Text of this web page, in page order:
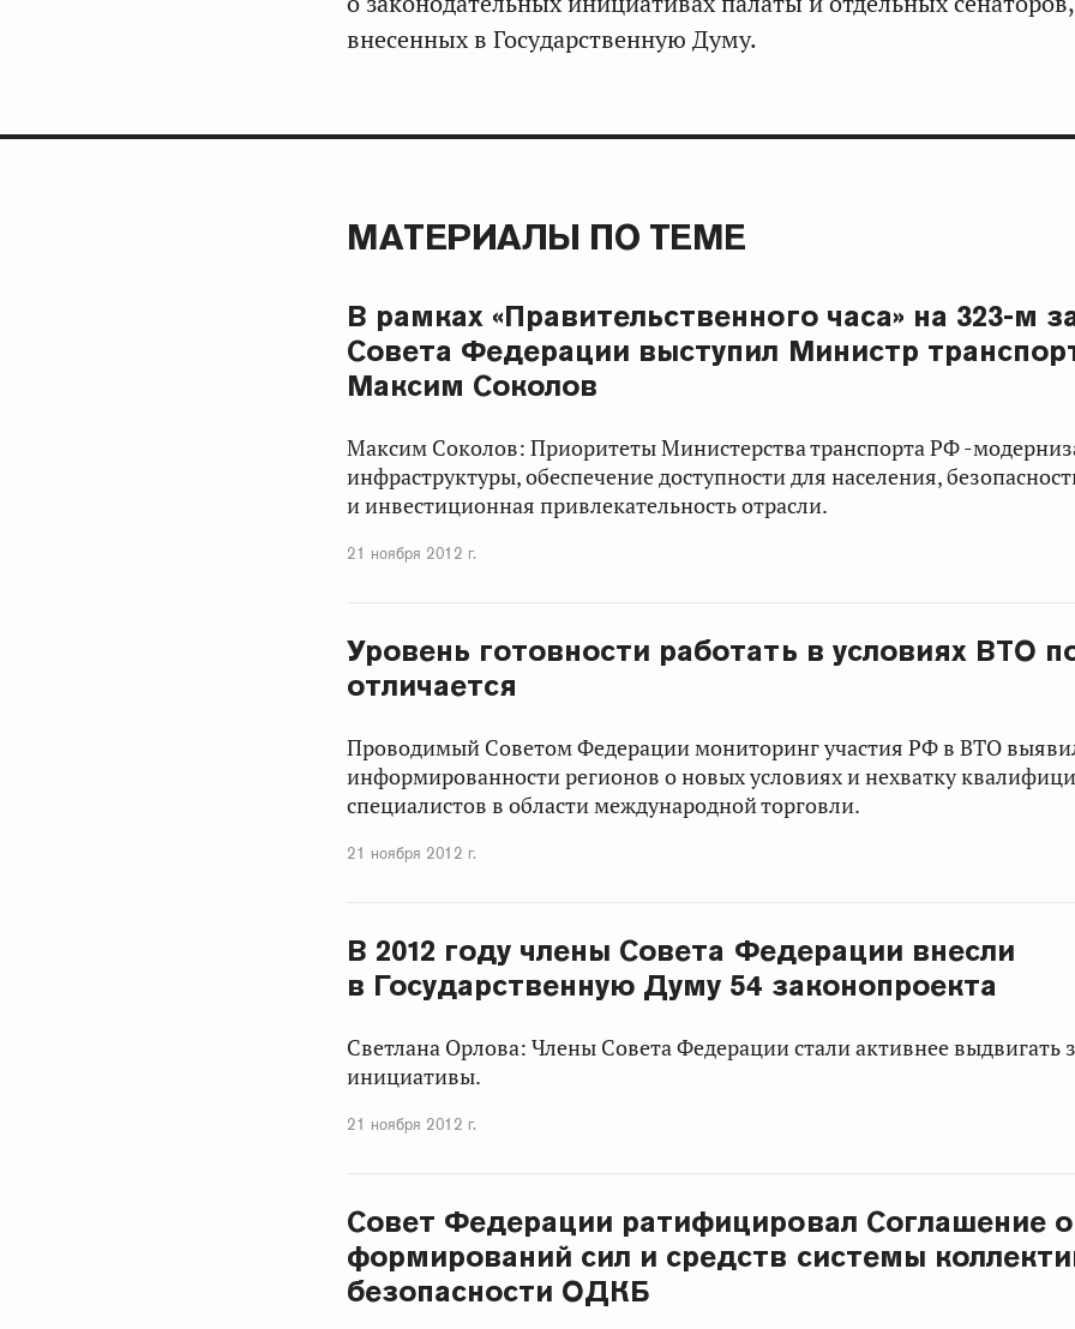
внесенных в Государственную Думу.
МАТЕРИАЛЫ ПО ТЕМЕ
В рамках «Правительственного часа» на 323-м
Совета Федерации выступил Министр
Максим Соколов
Максим Соколов: Приоритеты Министерства транспорта РФ -
инфраструктуры, обеспечение доступности для населения,
и инвестиционная привлекательность отрасли.
21 ноября 2012 г.
Уровень готовности работать в условиях ВТО
отличается
Проводимый Советом Федерации мониторинг участия РФ в ВТО
информированности регионов о новых условиях и нехватку
специалистов в области международной торговли.
21 ноября 2012 г.
В 2012 году члены Совета Федерации внесли
в Государственную Думу 54 законопроекта
Светлана Орлова: Члены Совета Федерации стали активнее выдвигать
инициативы.
21 ноября 2012 г.
Совет Федерации ратифицировал Соглашение о
формирований сил и средств системы
безопасности ОДКБ